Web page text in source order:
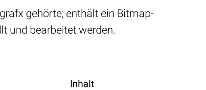
gehörte; enthält ein Bitmap-
und bearbeitet werden.
Inhalt